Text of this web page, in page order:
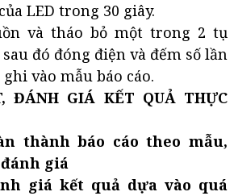
LED trong 30 giây.
và tháo bỏ một trong 2 tụ
đó đóng điện và đếm số lần
vào mẫu báo cáo.
ĐÁNH GIÁ KẾT QUẢ THỰC
thành báo cáo theo mẫu,
giá
giá kết quả dựa vào quá